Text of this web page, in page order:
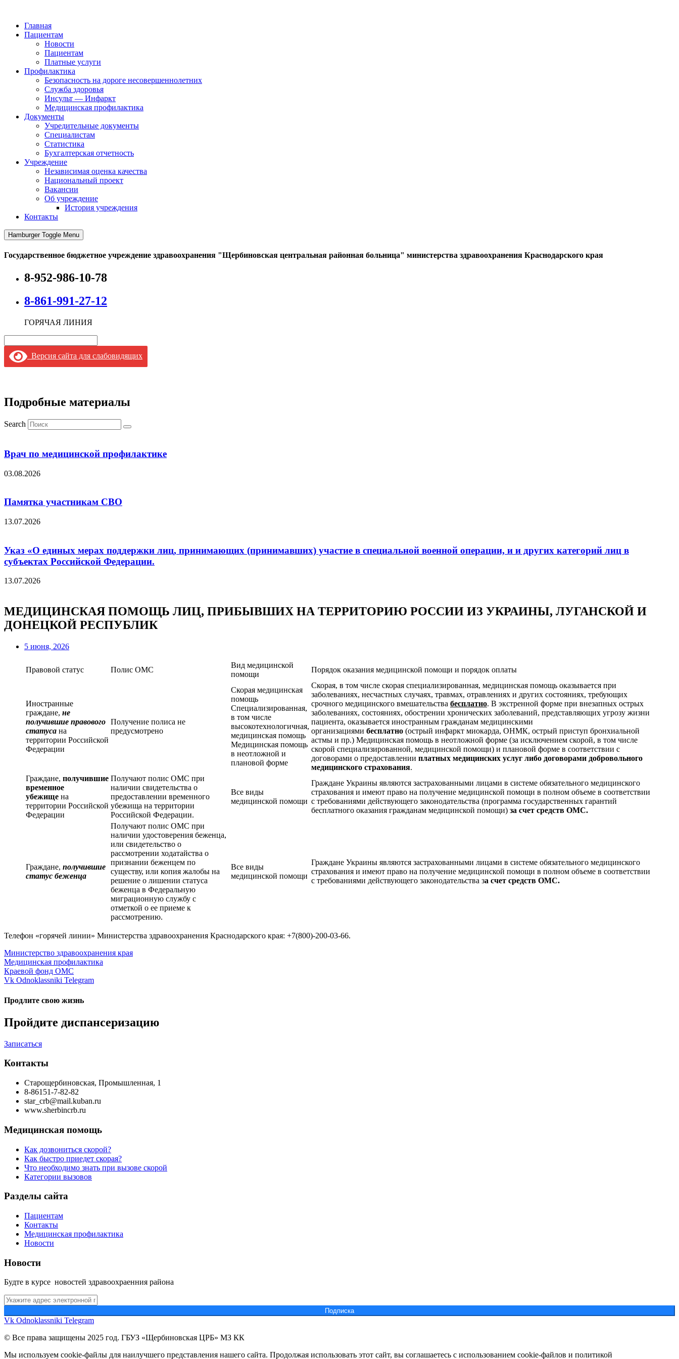
Главная
Пациентам
Новости
Пациентам
Платные услуги
Профилактика
Безопасность на дороге несовершеннолетних
Служба здоровья
Инсульт — Инфаркт
Медицинская профилактика
Документы
Учредительные документы
Специалистам
Статистика
Бухгалтерская отчетность
Учреждение
Независимая оценка качества
Национальный проект
Вакансии
Об учреждение
История учреждения
Контакты
Hamburger Toggle Menu
Государственное бюджетное учреждение здравоохранения "Щербиновская центральная районная больница" министерства здравоохранения Краснодарского края
8-952-986-10-78
8-861-991-27-12
ГОРЯЧАЯ ЛИНИЯ
Версия сайта для слабовидящих
Подробные материалы
Search
Врач по медицинской профилактике
03.08.2026
Памятка участникам СВО
13.07.2026
Указ «О единых мерах поддержки лиц, принимающих (принимавших) участие в специальной военной операции, и и других категорий лиц в
субъектах Российской Федерации.
13.07.2026
МЕДИЦИНСКАЯ ПОМОЩЬ ЛИЦ, ПРИБЫВШИХ НА ТЕРРИТОРИЮ РОССИИ ИЗ УКРАИНЫ, ЛУГАНСКОЙ И
ДОНЕЦКОЙ РЕСПУБЛИК
5 июня, 2026
Правовой статус Полис ОМС
Вид медицинской
помощи
Порядок оказания медицинской помощи и порядок оплаты
Иностранные
граждане, не
получившие правового
статуса на
территории Российской
Федерации
Получение полиса не
предусмотрено
Скорая медицинская
помощь
Специализированная,
в том числе
высокотехнологичная,
медицинская помощь
Медицинская помощь
в неотложной и
плановой форме
Скорая, в том числе скорая специализированная, медицинская помощь оказывается при
заболеваниях, несчастных случаях, травмах, отравлениях и других состояниях, требующих
срочного медицинского вмешательства бесплатно. В экстренной форме при внезапных острых
заболеваниях, состояниях, обострении хронических заболеваний, представляющих угрозу жизни
пациента, оказывается иностранным гражданам медицинскими
организациями бесплатно (острый инфаркт миокарда, ОНМК, острый приступ бронхиальной
астмы и пр.) Медицинская помощь в неотложной форме (за исключением скорой, в том числе
скорой специализированной, медицинской помощи) и плановой форме в соответствии с
договорами о предоставлении платных медицинских услуг либо договорами добровольного
медицинского страхования.
Граждане, получившие
временное
убежище на
территории Российской
Федерации
Получают полис ОМС при
наличии свидетельства о
предоставлении временного
убежища на территории
Российской Федерации.
Все виды
медицинской помощи
Граждане Украины являются застрахованными лицами в системе обязательного медицинского
страхования и имеют право на получение медицинской помощи в полном объеме в соответствии
с требованиями действующего законодательства (программа государственных гарантий
бесплатного оказания гражданам медицинской помощи) за счет средств ОМС.
Граждане, получившие
статус беженца
Получают полис ОМС при
наличии удостоверения беженца,
или свидетельство о
рассмотрении ходатайства о
признании беженцем по
существу, или копия жалобы на
решение о лишении статуса
беженца в Федеральную
миграционную службу с
отметкой о ее приеме к
рассмотрению.
Все виды
медицинской помощи
Граждане Украины являются застрахованными лицами в системе обязательного медицинского
страхования и имеют право на получение медицинской помощи в полном объеме в соответствии
с требованиями действующего законодательства за счет средств ОМС.
Телефон «горячей линии» Министерства здравоохранения Краснодарского края: +7(800)-200-03-66.
Министерство здравоохранения края
Медицинская профилактика
Краевой фонд ОМС
Vk Odnoklassniki Telegram
Продлите свою жизнь
Пройдите диспансеризацию
Записаться
Контакты
Старощербиновская, Промышленная, 1
8-86151-7-82-82
star_crb@mail.kuban.ru
www.sherbincrb.ru
Медицинская помощь
Как дозвониться скорой?
Как быстро приедет скорая?
Что необходимо знать при вызове скорой
Категории вызовов
Разделы сайта
Пациентам
Контакты
Медицинская профилактика
Новости
Новости
Будте в курсе новостей здравоохраенния района
Подпиcка
Vk Odnoklassniki Telegram
© Все права защищены 2025 год. ГБУЗ «Щербиновская ЦРБ» МЗ КК
Мы используем cookie-файлы для наилучшего представления нашего сайта. Продолжая использовать этот сайт, вы соглашаетесь с использованием cookie-файлов и политикой